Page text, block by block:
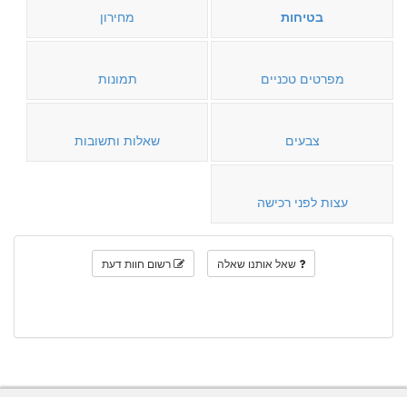
בטיחות מחירון
מפרטים טכניים תמונות
צבעים שאלות ותשובות
עצות לפני רכישה
שאל אותנו שאלה רשום חוות דעת